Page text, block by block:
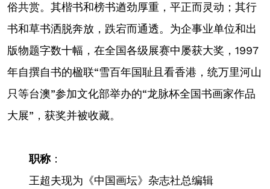
俗共赏。其楷书和榜书遒劲厚重，平正而灵动；其行
书和草书洒脱奔放，跌宕而通透。为企事业单位和出
版物题字数十幅，在全国各级展赛中屡获大奖，1997
年自撰自书的楹联“雪百年国耻且看香港，统万里河山
只等台澳”参加文化部举办的“龙脉杯全国书画家作品
大展”，获奖并被收藏。
职称：
王超夫现为《中国画坛》杂志社总编辑